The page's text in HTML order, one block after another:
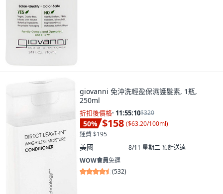
giovanni 免沖洗輕盈保濕護髮素, 1瓶,
250ml
折扣後價格· 11:55:08$320
50% $158 ($63.20/100ml)
運費 $195
美國 8/11 星期二預計送達
WOW會員免運
(532)